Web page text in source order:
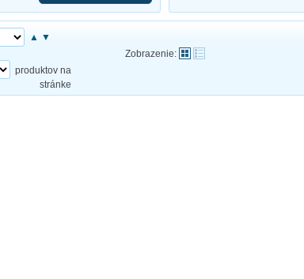
▲ ▼
Zobrazenie:
produktov na
stránke